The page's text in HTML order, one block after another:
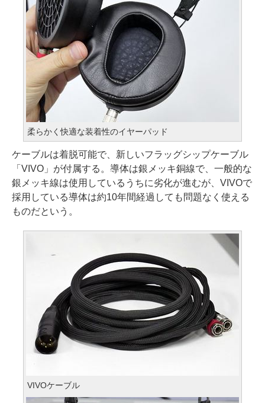
柔らかく快適な装着性のイヤーパッド
ケーブルは着脱可能で、新しいフラッグシップケーブル
「VIVO」が付属する。導体は銀メッキ銅線で、一般的な
銀メッキ線は使用しているうちに劣化が進むが、VIVOで
採用している導体は約10年間経過しても問題なく使える
ものだという。
VIVOケーブル